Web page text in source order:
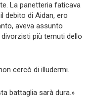
La panetteria faticava
debito di Aidan, ero
aveva assunto
più temuti dello
cercò di illudermi.
battaglia sarà dura.»